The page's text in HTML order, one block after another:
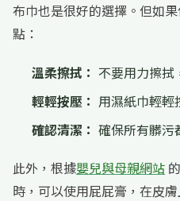
布巾也是很好的選擇。但如
點：
溫柔擦拭： 不要用力擦拭
輕輕按壓： 用濕紙巾輕輕
確認清潔： 確保所有髒污
此外，根據嬰兒與母親網站
時，可以使用屁屁膏，在皮